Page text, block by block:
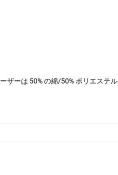
ザーは 50% の綿/50% ポリエステル